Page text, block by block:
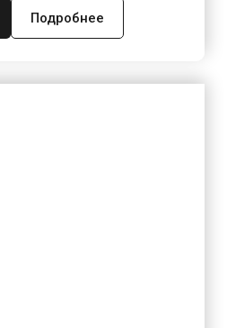
Подробнее